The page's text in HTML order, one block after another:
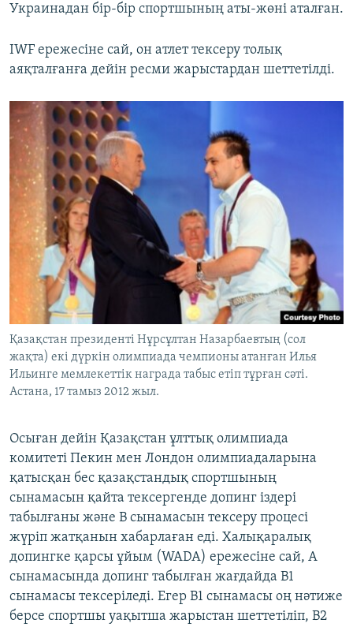
Украинадан бір-бір спортшының аты-жөні аталған.
IWF ережесіне сай, он атлет тексеру толық
аяқталғанға дейін ресми жарыстардан шеттетілді.
Қазақстан президенті Нұрсұлтан Назарбаевтың (сол
жақта) екі дүркін олимпиада чемпионы атанған Илья
Ильинге мемлекеттік награда табыс етіп тұрған сәті.
Астана, 17 тамыз 2012 жыл.
Осыған дейін Қазақстан ұлттық олимпиада
комитеті Пекин мен Лондон олимпиадаларына
қатысқан бес қазақстандық спортшының
сынамасын қайта тексергенде допинг іздері
табылғаны және В сынамасын тексеру процесі
жүріп жатқанын хабарлаған еді. Халықаралық
допингке қарсы ұйым (WADA) ережесіне сай, А
сынамасында допинг табылған жағдайда В1
сынамасы тексеріледі. Егер В1 сынамасы оң нәтиже
берсе спортшы уақытша жарыстан шеттетіліп, В2